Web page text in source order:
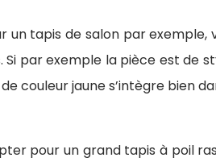
tapis de salon par exemple,
par exemple la pièce est de
couleur jaune s’intègre bien
pour un grand tapis à poil